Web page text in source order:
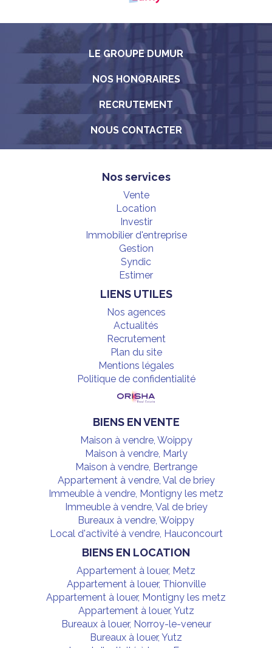
LE GROUPE DUMUR
NOS HONORAIRES
RECRUTEMENT
NOUS CONTACTER
Nos services
Vente
Location
Investir
Immobilier d'entreprise
Gestion
Syndic
Estimer
LIENS UTILES
Nos agences
Actualités
Recrutement
Plan du site
Mentions légales
Politique de confidentialité
BIENS EN VENTE
Maison à vendre, Woippy
Maison à vendre, Marly
Maison à vendre, Bertrange
Appartement à vendre, Val de briey
Immeuble à vendre, Montigny les metz
Immeuble à vendre, Val de briey
Bureaux à vendre, Woippy
Local d'activité à vendre, Hauconcourt
BIENS EN LOCATION
Appartement à louer, Metz
Appartement à louer, Thionville
Appartement à louer, Montigny les metz
Appartement à louer, Yutz
Bureaux à louer, Norroy-le-veneur
Bureaux à louer, Yutz